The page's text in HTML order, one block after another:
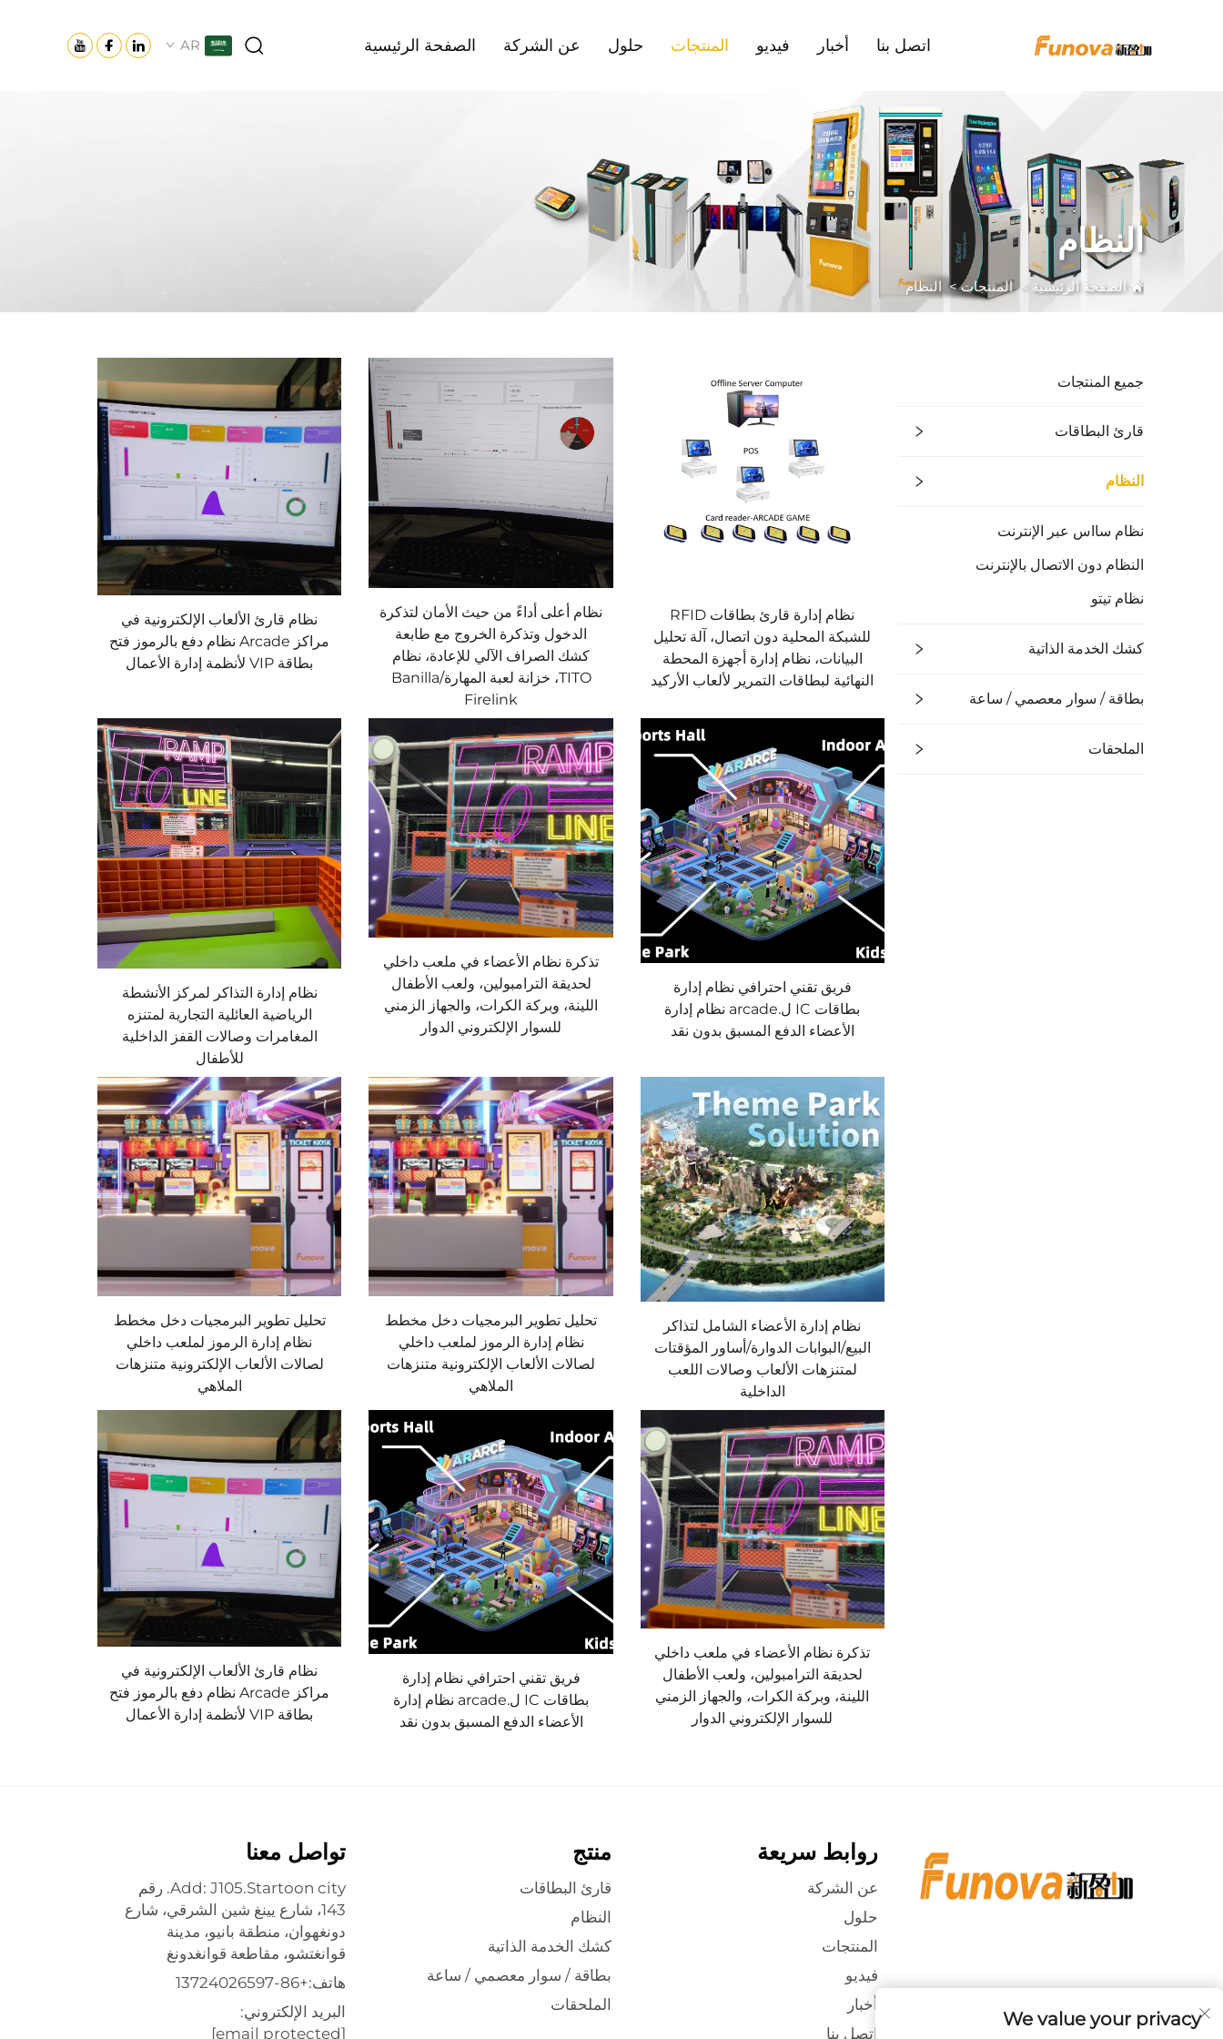
الصفحة الرئيسية عن الشركة حلول المنتجات فيديو أخبار اتصل بنا AR
النظام
الصفحة الرئيسية >المنتجات> النظام
جميع المنتجات
قارئ البطاقات
النظام
نظام سااس عبر الإنترنت
النظام دون الاتصال بالإنترنت
نظام تيتو
كشك الخدمة الذاتية
بطاقة / سوار معصمي / ساعة
الملحقات
نظام إدارة قارئ بطاقات RFID
للشبكة المحلية دون اتصال، آلة تحليل
البيانات، نظام إدارة أجهزة المحطة
النهائية لبطاقات التمرير لألعاب الأركيد
نظام أعلى أداءً من حيث الأمان لتذكرة
الدخول وتذكرة الخروج مع طابعة
كشك الصراف الآلي للإعادة، نظام
TITO، خزانة لعبة المهارة/Banilla
Firelink
نظام قارئ الألعاب الإلكترونية في
مراكز Arcade نظام دفع بالرموز فتح
بطاقة VIP لأنظمة إدارة الأعمال
فريق تقني احترافي نظام إدارة
بطاقات IC ل.arcade نظام إدارة
الأعضاء الدفع المسبق بدون نقد
تذكرة نظام الأعضاء في ملعب داخلي
لحديقة الترامبولين، ولعب الأطفال
اللينة، وبركة الكرات، والجهاز الزمني
للسوار الإلكتروني الدوار
نظام إدارة التذاكر لمركز الأنشطة
الرياضية العائلية التجارية لمتنزه
المغامرات وصالات القفز الداخلية
للأطفال
نظام إدارة الأعضاء الشامل لتذاكر
البيع/البوابات الدوارة/أساور المؤقتات
لمتنزهات الألعاب وصالات اللعب
الداخلية
تحليل تطوير البرمجيات دخل مخطط
نظام إدارة الرموز لملعب داخلي
لصالات الألعاب الإلكترونية متنزهات
الملاهي
تحليل تطوير البرمجيات دخل مخطط
نظام إدارة الرموز لملعب داخلي
لصالات الألعاب الإلكترونية متنزهات
الملاهي
تذكرة نظام الأعضاء في ملعب داخلي
لحديقة الترامبولين، ولعب الأطفال
اللينة، وبركة الكرات، والجهاز الزمني
للسوار الإلكتروني الدوار
فريق تقني احترافي نظام إدارة
بطاقات IC ل.arcade نظام إدارة
الأعضاء الدفع المسبق بدون نقد
نظام قارئ الألعاب الإلكترونية في
مراكز Arcade نظام دفع بالرموز فتح
بطاقة VIP لأنظمة إدارة الأعمال
روابط سريعة
عن الشركة
حلول
المنتجات
فيديو
أخبار
اتصل بنا
منتج
قارئ البطاقات
النظام
كشك الخدمة الذاتية
بطاقة / سوار معصمي / ساعة
الملحقات
تواصل معنا
Add: J105.Startoon city. رقم
143، شارع يينغ شين الشرقي، شارع
دونغهوان، منطقة بانيو، مدينة
قوانغتشو، مقاطعة قوانغدونغ
هاتف:+86-13724026597
البريد الإلكتروني:
[email protected]
We value your privacy